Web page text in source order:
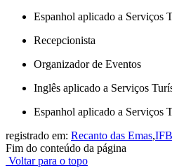
Espanhol aplicado a Serviços
Recepcionista
Organizador de Eventos
Inglês aplicado a Serviços
Espanhol aplicado a Serviços
registrado em: Recanto das Emas,
Fim do conteúdo da página
Voltar para o topo